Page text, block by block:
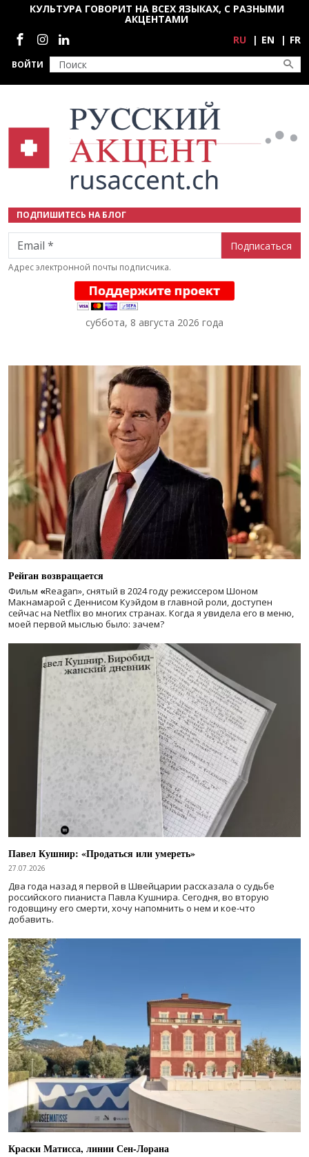
Перейти к основному содержанию
ВОЙТИ
КУЛЬТУРА ГОВОРИТ НА ВСЕХ ЯЗЫКАХ, С РАЗНЫМИ
АКЦЕНТАМИ
Социальные сети
RU EN FR
ПОДПИШИТЕСЬ НА БЛОГ
Email
Адрес электронной почты подписчика.
суббота, 8 августа 2026 года
Рейган возвращается
Фильм «Reagan», снятый в 2024 годурежиссером Шоном
Макнамарой с Деннисом Куэйдом в главной роли, доступен
сейчас на Netflix во многих странах. Когда я увидела его в меню,
моей первой мыслью было: зачем?
Павел Кушнир: «Продаться или умереть»
27.07.2026
Два года назад я первой в Швейцарии рассказала о судьбе
российского пианиста Павла Кушнира. Сегодня, во вторую
годовщину его смерти, хочу напомнить о нем и кое-что
добавить.
Краски Матисса, линии Сен-Лорана